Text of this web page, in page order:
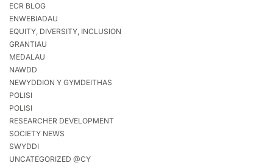
ECR BLOG
ENWEBIADAU
EQUITY, DIVERSITY, INCLUSION
GRANTIAU
MEDALAU
NAWDD
NEWYDDION Y GYMDEITHAS
POLISI
POLISI
RESEARCHER DEVELOPMENT
SOCIETY NEWS
SWYDDI
UNCATEGORIZED @CY